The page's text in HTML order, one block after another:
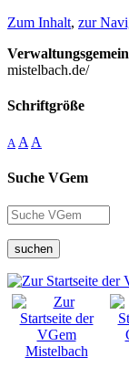
Zum Inhalt, zur
mistelbach.de/
Schriftgröße
A A A
Suche VGem
suchen